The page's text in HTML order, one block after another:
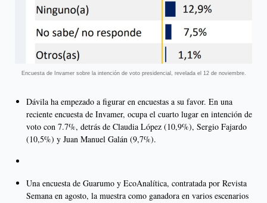
Encuesta de Invamer sobre la intención de voto presidencial, revelada el 12 de noviembre.
Dávila ha empezado a figurar en encuestas a su favor. En una
reciente encuesta de Invamer, ocupa el cuarto lugar en intención de
voto con 7.7%, detrás de Claudia López (10,9%), Sergio Fajardo
(10,5%) y Juan Manuel Galán (9,7%).
Una encuesta de Guarumo y EcoAnalítica, contratada por Revista
Semana en agosto, la muestra como ganadora en varios escenarios